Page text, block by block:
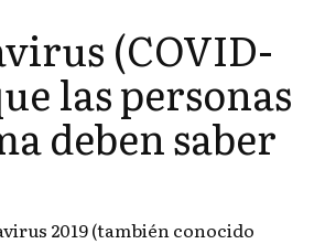
(COVID-
las personas
deben saber
2019 (también conocido